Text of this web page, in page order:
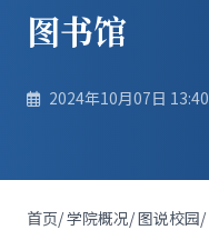
图书馆
2024年10月07日 13:40
首页/学院概况/图说校园/